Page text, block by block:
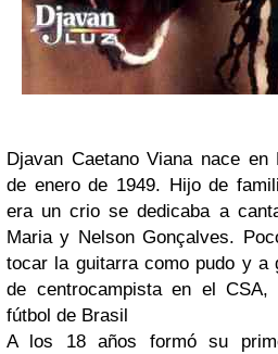
Djavan Caetano Viananace en
de enero de 1949. Hijo de
era un crio se dedicaba a
Maria y Nelson Gonçalves.
tocar la guitarra como pudo y a
de centrocampista en el CSA,
fútbol de Brasil
A los 18 años formó su